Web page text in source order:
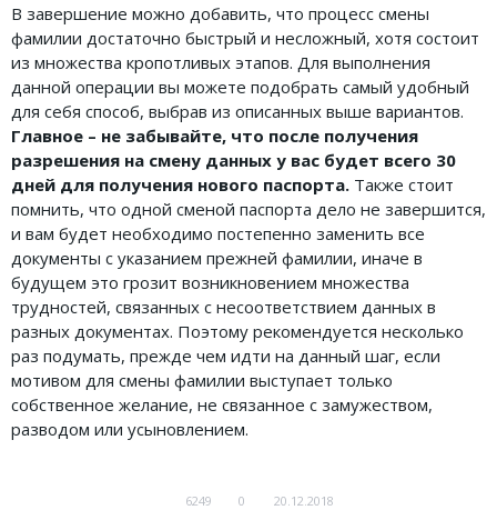
В завершение можно добавить, что процесс смены
фамилии достаточно быстрый и несложный, хотя состоит
из множества кропотливых этапов. Для выполнения
данной операции вы можете подобрать самый удобный
для себя способ, выбрав из описанных выше вариантов.
Главное – не забывайте, что после получения
разрешения на смену данных у вас будет всего 30
дней для получения нового паспорта. Также стоит
помнить, что одной сменой паспорта дело не завершится,
и вам будет необходимо постепенно заменить все
документы с указанием прежней фамилии, иначе в
будущем это грозит возникновением множества
трудностей, связанных с несоответствием данных в
разных документах. Поэтому рекомендуется несколько
раз подумать, прежде чем идти на данный шаг, если
мотивом для смены фамилии выступает только
собственное желание, не связанное с замужеством,
разводом или усыновлением.
6249 0 20.12.2018